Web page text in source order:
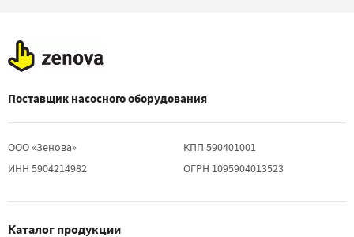
Поставщик насосного оборудования
ООО «Зенова»
ИНН 5904214982
КПП 590401001
ОГРН 1095904013523
Каталог продукции